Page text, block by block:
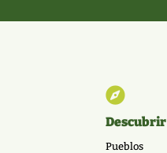

Descubrir
Pueblos